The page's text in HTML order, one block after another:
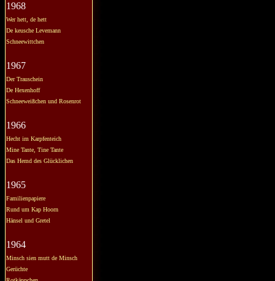
1968
Wer hett, de hett
De keusche Levemann
Schneewittchen
1967
Der Trauschein
De Hexenhoff
Schneeweißchen und Rosenrot
1966
Hecht im Karpfenteich
Mine Tante, Tine Tante
Das Hemd des Glücklichen
1965
Familienpapiere
Rund um Kap Hoorn
Hänsel und Gretel
1964
Minsch sien mutt de Minsch
Gerüchte